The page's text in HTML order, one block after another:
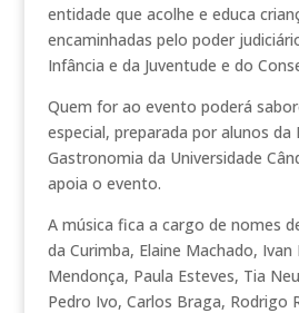
entidade que acolhe e educa
encaminhadas pelo poder
Infância e da Juventude e do
Quem for ao evento poderá
especial, preparada por alunos da
Gastronomia da Universidade
apoia o evento.
A música fica a cargo de nomes
da Curimba, Elaine Machado, Ivan
Mendonça, Paula Esteves, Tia
Pedro Ivo, Carlos Braga, Rodrigo